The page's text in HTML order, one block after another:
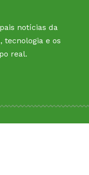
notícias da
tecnologia e os
real.